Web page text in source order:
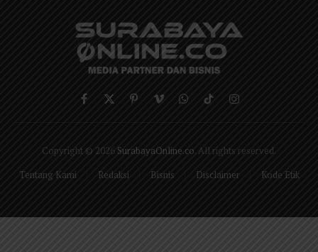
Facebook
X
PinterestVimeoWhatsApp
TikTokInstagram
Copyright © 2026 SurabayaOnline.co. All rights reserved.
Tentang Kami
Redaksi Bisnis Disclaimer Kode Etik